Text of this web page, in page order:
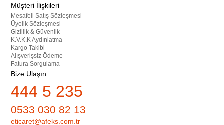
Müşteri İlişkileri
Mesafeli Satış Sözleşmesi
Üyelik Sözleşmesi
Gizlilik & Güvenlik
K.V.K.K Aydınlatma
Kargo Takibi
Alışverişsiz Ödeme
Fatura Sorgulama
Bize Ulaşın
444 5 235
0533 030 82 13
eticaret@afeks.com.tr